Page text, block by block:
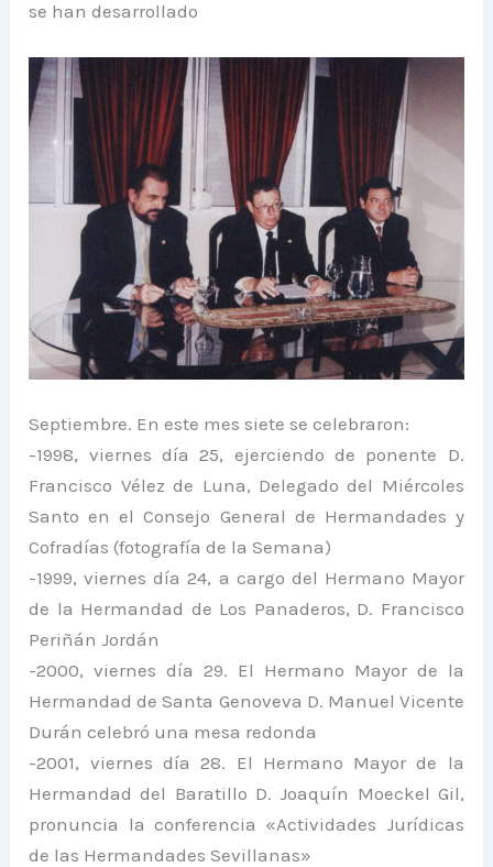
se han desarrollado
Septiembre. En este mes siete se celebraron:
-1998, viernes día 25, ejerciendo de ponente D.
Francisco Vélez de Luna, Delegado del Miércoles
Santo en el Consejo General de Hermandades y
Cofradías (fotografía de la Semana)
-1999, viernes día 24, a cargo del Hermano Mayor
de la Hermandad de Los Panaderos, D. Francisco
Periñán Jordán
-2000, viernes día 29. El Hermano Mayor de la
Hermandad de Santa Genoveva D. Manuel Vicente
Durán celebró una mesa redonda
-2001, viernes día 28. El Hermano Mayor de la
Hermandad del Baratillo D. Joaquín Moeckel Gil,
pronuncia la conferencia «Actividades Jurídicas
de las Hermandades Sevillanas»